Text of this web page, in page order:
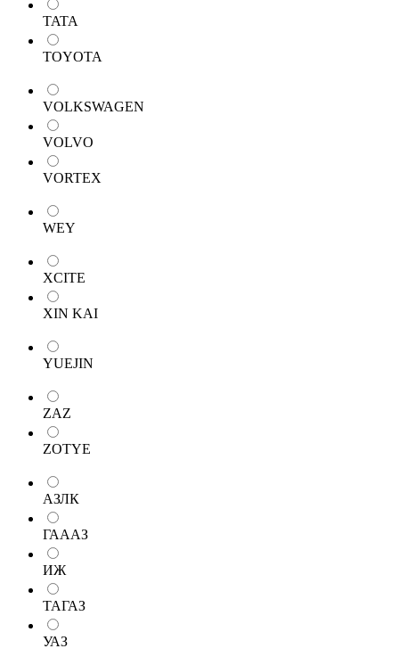
TATA
TOYOTA
VOLKSWAGEN
VOLVO
VORTEX
WEY
XCITE
XIN KAI
YUEJIN
ZAZ
ZOTYE
АЗЛК
ГАААЗ
ИЖ
ТАГАЗ
УАЗ